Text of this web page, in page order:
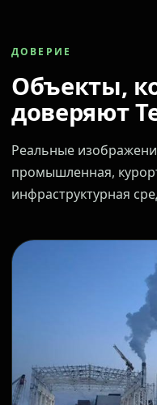
ДОВЕРИЕ
Объекты,
доверяют
Реальные
промышленная,
инфраструктурная